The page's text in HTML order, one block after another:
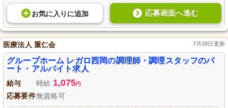
お気に入り に追加 応募画面へ進む
医療法人 重仁会 7月28日更新
グループホーム レガロ西岡の調理師・調理スタッフのパ
ート・アルバイト求人
給与 時給 1,075円
応募要件無資格可